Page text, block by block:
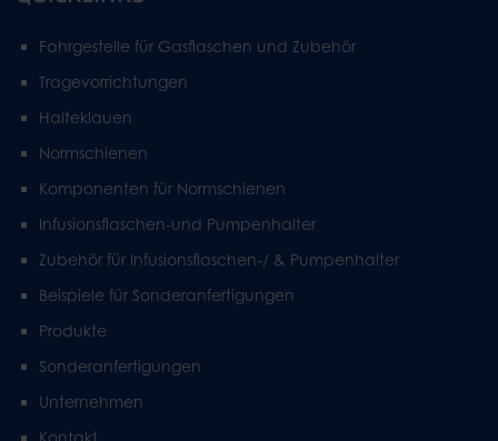
Fahrgestelle für Gasflaschen und Zubehör
Tragevorrichtungen
Halteklauen
Normschienen
Komponenten für Normschienen
Infusionsflaschen-und Pumpenhalter
Zubehör für Infusionsflaschen-/ & Pumpenhalter
Beispiele für Sonderanfertigungen
Produkte
Sonderanfertigungen
Unternehmen